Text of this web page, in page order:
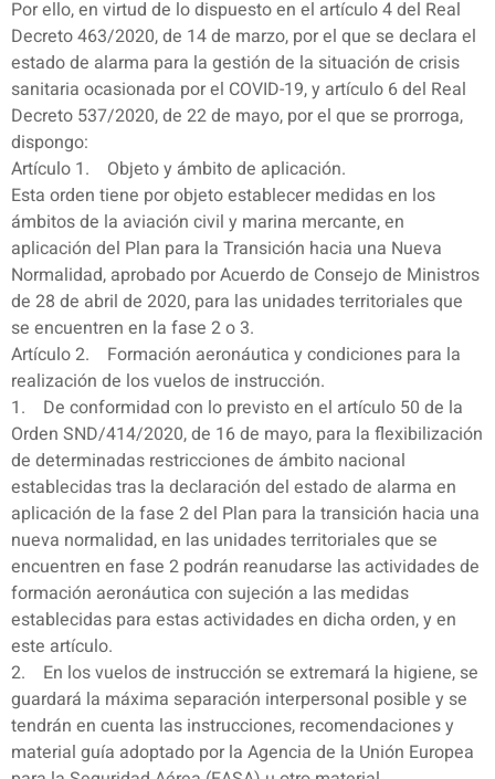
Por ello, en virtud de lo dispuesto en el artículo 4 del Real
Decreto 463/2020, de 14 de marzo, por el que se declara el
estado de alarma para la gestión de la situación de crisis
sanitaria ocasionada por el COVID-19, y artículo 6 del Real
Decreto 537/2020, de 22 de mayo, por el que se prorroga,
dispongo:
Artículo 1. Objeto y ámbito de aplicación.
Esta orden tiene por objeto establecer medidas en los
ámbitos de la aviación civil y marina mercante, en
aplicación del Plan para la Transición hacia una Nueva
Normalidad, aprobado por Acuerdo de Consejo de Ministros
de 28 de abril de 2020, para las unidades territoriales que
se encuentren en la fase 2 o 3.
Artículo 2. Formación aeronáutica y condiciones para la
realización de los vuelos de instrucción.
1. De conformidad con lo previsto en el artículo 50 de la
Orden SND/414/2020, de 16 de mayo, para la flexibilización
de determinadas restricciones de ámbito nacional
establecidas tras la declaración del estado de alarma en
aplicación de la fase 2 del Plan para la transición hacia una
nueva normalidad, en las unidades territoriales que se
encuentren en fase 2 podrán reanudarse las actividades de
formación aeronáutica con sujeción a las medidas
establecidas para estas actividades en dicha orden, y en
este artículo.
2. En los vuelos de instrucción se extremará la higiene, se
guardará la máxima separación interpersonal posible y se
tendrán en cuenta las instrucciones, recomendaciones y
material guía adoptado por la Agencia de la Unión Europea